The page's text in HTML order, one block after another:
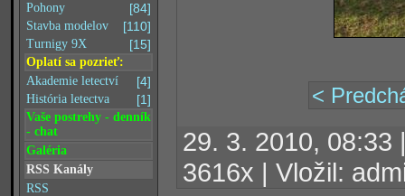
[84]
Pohony
[110]
Stavba modelov
[15]
Turnigy 9X
Oplatí sa pozrieť:
[4]
Akademie letectví
[1]
História letectva
Vaše postrehy - denník
- chat
Galéria
RSS Kanály
RSS
<
29. 3. 2010, 08:33
3616x | Vložil: